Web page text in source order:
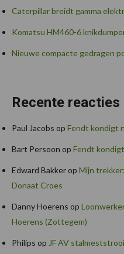
Caterpillar breidt gamma
Komatsu HM460-6
Nieuwe compacte gedragen
Recente reacties
Paul Jacobs op Fendt kondigt
Bart Persoon op Fendt
Edward Bakkerop Mijn
Donaat Croes
Danny Hoerens op
Hoerens (Zottegem)
Philips op JF AV